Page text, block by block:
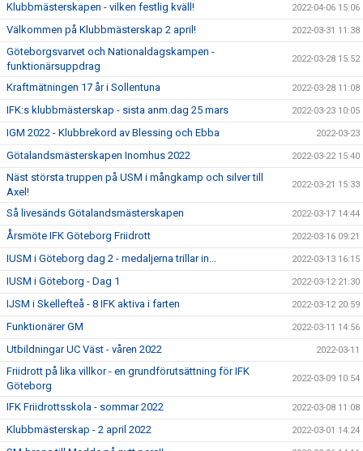
Klubbmästerskapen - vilken festlig kväll! 2022-04-06 15:06
Välkommen på Klubbmästerskap 2 april! 2022-03-31 11:38
Göteborgsvarvet och Nationaldagskampen -
funktionärsuppdrag
2022-03-28 15:52
Kraftmätningen 17 år i Sollentuna 2022-03-28 11:08
IFK:s klubbmästerskap - sista anm.dag 25 mars 2022-03-23 10:05
IGM 2022 - Klubbrekord av Blessing och Ebba 2022-03-23
Götalandsmästerskapen Inomhus 2022 2022-03-22 15:40
Näst största truppen på USM i mångkamp och silver till
Axel!
2022-03-21 15:33
Så livesänds Götalandsmästerskapen 2022-03-17 14:44
Årsmöte IFK Göteborg Friidrott 2022-03-16 09:21
IUSM i Göteborg dag 2 - medaljerna trillar in... 2022-03-13 16:15
IUSM i Göteborg - Dag 1 2022-03-12 21:30
IJSM i Skellefteå - 8 IFK aktiva i farten 2022-03-12 20:59
Funktionärer GM 2022-03-11 14:56
Utbildningar UC Väst - våren 2022 2022-03-11
Friidrott på lika villkor - en grundförutsättning för IFK
Göteborg
2022-03-09 10:54
IFK Friidrottsskola - sommar 2022 2022-03-08 11:08
Klubbmästerskap - 2 april 2022 2022-03-01 14:24